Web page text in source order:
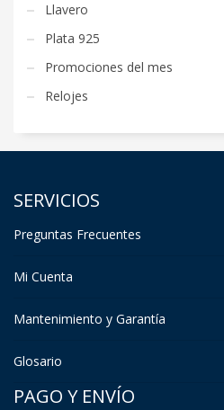
Llavero
Plata 925
Promociones del mes
Relojes
SERVICIOS
Preguntas Frecuentes
Mi Cuenta
Mantenimiento y Garantía
Glosario
PAGO Y ENVÍO